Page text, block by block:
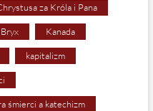
za Króla i Pana
Kanada
kapitalizm
śmierci a katechizm